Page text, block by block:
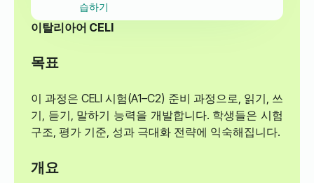
습하기
이탈리아어 CELI
목표
이 과정은 CELI 시험(A1–C2) 준비 과정으로, 읽기, 쓰
기, 듣기, 말하기 능력을 개발합니다. 학생들은 시험
구조, 평가 기준, 성과 극대화 전략에 익숙해집니다.
개요